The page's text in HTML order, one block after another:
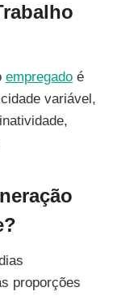
empregado é
variável,
proporções